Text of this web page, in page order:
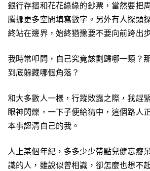
銀行存摺和花花綠綠的鈔票，當然要把
騰挪更多空間填寫數字。另外有人探頭
終站在邊界，始終猶豫要不要向前跨出
我時常叩問，自己究竟該劃歸哪一類？
到底躲藏哪個角落？
和大多數人一樣，行蹤敗露之際，我趕
眼神閃爍，一下子便給猜中，這個路人
本事認清自己的我。
人上某個年紀，多多少少帶點兒健忘癡
識的人，雖說似曾相識，卻怎麼也想不